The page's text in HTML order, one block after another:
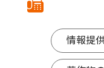
情報提